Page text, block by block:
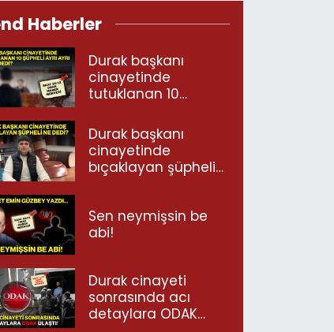
Haberler
Durak başkanı
cinayetinde
tutuklanan 10
neler dedi?
Durak başkanı
cinayetinde
bıçaklayan şüpheli
Sen neymişsin be
abi!
Durak cinayeti
sonrasında acı
detaylara ODAK